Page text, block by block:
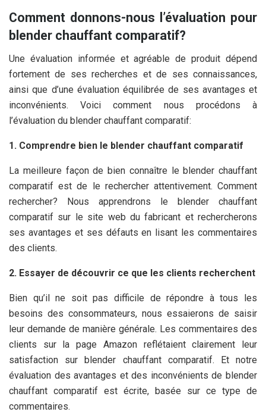
Comment donnons-nous l’évaluation pour
blender chauffant comparatif?
Une évaluation informée et agréable de produit dépend
fortement de ses recherches et de ses connaissances,
ainsi que d’une évaluation équilibrée de ses avantages et
inconvénients. Voici comment nous procédons à
l’évaluation du blender chauffant comparatif:
1. Comprendre bien le blender chauffant comparatif
La meilleure façon de bien connaître le blender chauffant
comparatif est de le rechercher attentivement. Comment
rechercher? Nous apprendrons le blender chauffant
comparatif sur le site web du fabricant et rechercherons
ses avantages et ses défauts en lisant les commentaires
des clients.
2. Essayer de découvrir ce que les clients recherchent
Bien qu’il ne soit pas difficile de répondre à tous les
besoins des consommateurs, nous essaierons de saisir
leur demande de manière générale. Les commentaires des
clients sur la page Amazon reflétaient clairement leur
satisfaction sur blender chauffant comparatif. Et notre
évaluation des avantages et des inconvénients de blender
chauffant comparatif est écrite, basée sur ce type de
commentaires.